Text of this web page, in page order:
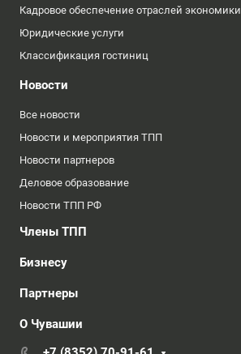
Кадровое обеспечение отраслей экономики
Юридические услуги
Классификация гостиниц
Новости
Все новости
Новости и мероприятия ТПП
Новости партнеров
Деловое образование
Новости ТПП РФ
Члены ТПП
Бизнесу
Партнеры
О Чувашии